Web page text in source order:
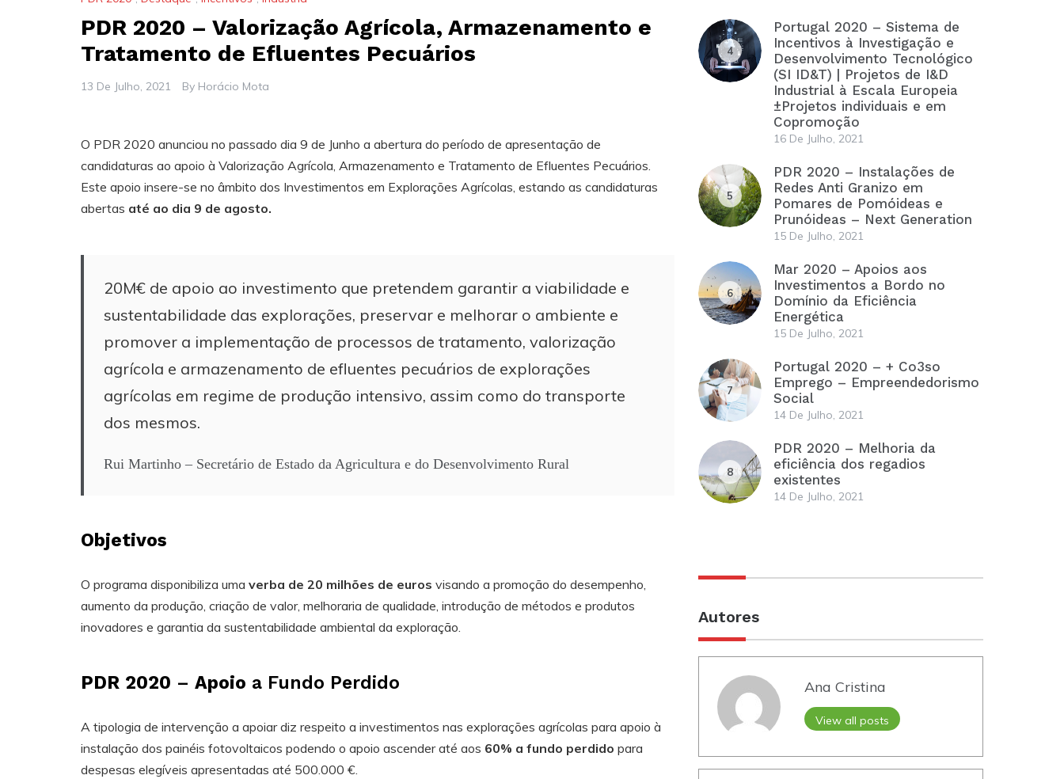
PDR 2020 – Valorização Agrícola, Armazenamento e
Tratamento de Efluentes Pecuários
13 De Julho, 2021 By Horácio Mota
O PDR 2020 anunciou no passado dia 9 de Junho a abertura do período de apresentação de
candidaturas ao apoio à Valorização Agrícola, Armazenamento e Tratamento de Efluentes Pecuários.
Este apoio insere-se no âmbito dos Investimentos em Explorações Agrícolas, estando as candidaturas
abertas até ao dia 9 de agosto.
20M€ de apoio ao investimento que pretendem garantir a viabilidade e
sustentabilidade das explorações, preservar e melhorar o ambiente e
promover a implementação de processos de tratamento, valorização
agrícola e armazenamento de efluentes pecuários de explorações
agrícolas em regime de produção intensivo, assim como do transporte
dos mesmos.
Rui Martinho – Secretário de Estado da Agricultura e do Desenvolvimento Rural
Objetivos
O programa disponibiliza uma verba de 20 milhões de euros visando a promoção do desempenho,
aumento da produção, criação de valor, melhoraria de qualidade, introdução de métodos e produtos
inovadores e garantia da sustentabilidade ambiental da exploração.
PDR 2020 – Apoio a Fundo Perdido
A tipologia de intervenção a apoiar diz respeito a investimentos nas explorações agrícolas para apoio à
instalação dos painéis fotovoltaicos podendo o apoio ascender até aos 60% a fundo perdido para
despesas elegíveis apresentadas até 500.000 €.
4
Portugal 2020 – Sistema de
Incentivos à Investigação e
Desenvolvimento Tecnológico
(SI ID&T) | Projetos de I&D
Industrial à Escala Europeia
±Projetos individuais e em
Copromoção
16 De Julho, 2021
5
PDR 2020 – Instalações de
Redes Anti Granizo em
Pomares de Pomóideas e
Prunóideas – Next Generation
15 De Julho, 2021
6
Mar 2020 – Apoios aos
Investimentos a Bordo no
Domínio da Eficiência
Energética
15 De Julho, 2021
7
Portugal 2020 – + Co3so
Emprego – Empreendedorismo
Social
14 De Julho, 2021
8
PDR 2020 – Melhoria da
eficiência dos regadios
existentes
14 De Julho, 2021
Autores
Ana Cristina
View all posts